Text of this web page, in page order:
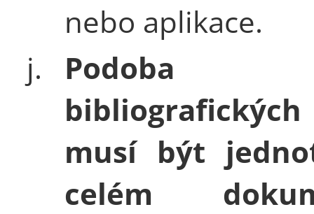
nebo aplikace.
j.
Podoba
musí být
celém